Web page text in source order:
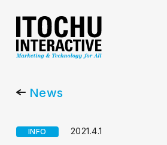
News
INFO 2021.4.1